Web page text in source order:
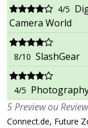
4/5
Camera World
8/10 SlashGear
4/5
5 Preview ou
Connect.de, Future